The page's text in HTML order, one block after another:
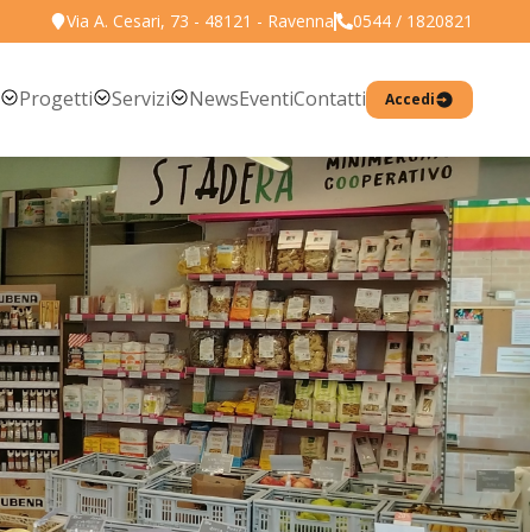
Via A. Cesari, 73 - 48121 - Ravenna 0544 / 1820821
Progetti Servizi NewsEventiContatti Accedi